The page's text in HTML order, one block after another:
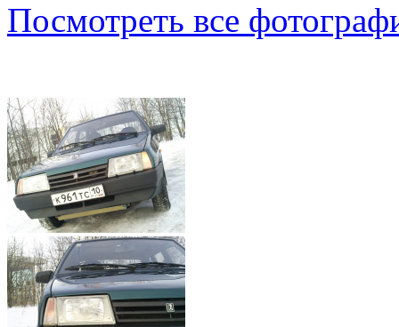
Посмотреть все